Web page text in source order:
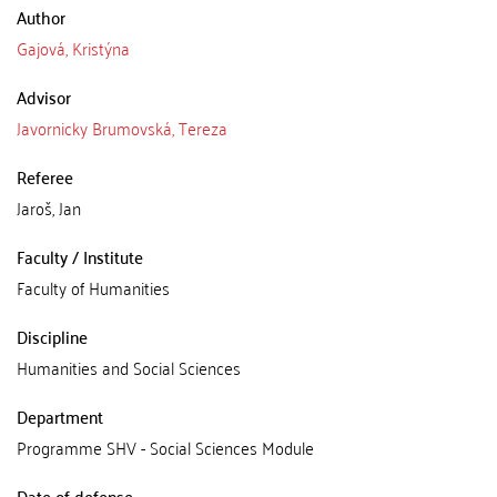
Author
Gajová, Kristýna
Advisor
Javornicky Brumovská, Tereza
Referee
Jaroš, Jan
Faculty / Institute
Faculty of Humanities
Discipline
Humanities and Social Sciences
Department
Programme SHV - Social Sciences Module